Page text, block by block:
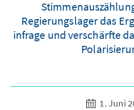
Regierungslager das
infrage und verschärfte
1. Juni